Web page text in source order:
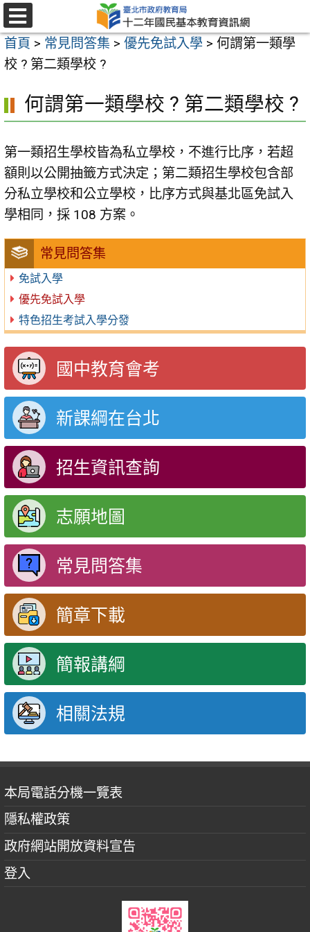
跳
至
主
要
容
選
單
首頁 > 常見問答集 > 優先免試入學 > 何謂第一類學
校 ? 第二類學校 ?
常見問答集
免試入學
優先免試入學
特色招生考試入學分發
國中教育會考
新課綱在台北
招生資訊查詢
志願地圖
常見問答集
簡章下載
簡報講綱
相關法規
何謂第一類學校 ? 第二類學校 ?
第一類招生學校皆為私立學校，不進行比序，若超
額則以公開抽籤方式決定；第二類招生學校包含部
分私立學校和公立學校，比序方式與基北區免試入
學相同，採 108 方案。
本局電話分機一覽表
隱私權政策
政府網站開放資料宣告
登入